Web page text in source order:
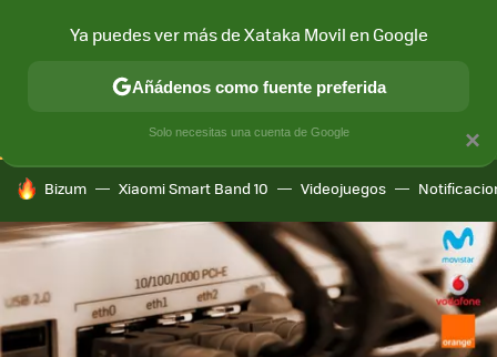
CONECTIVIDAD MÓVIL Y SOCIEDAD APLICACIONES
HOY SE HABLA DE
Bizum Xiaomi Smart Band 10 Videojuegos
×
Ya puedes ver más de Xataka Movil en Google
Añádenos como fuente preferida
Solo necesitas una cuenta de Google